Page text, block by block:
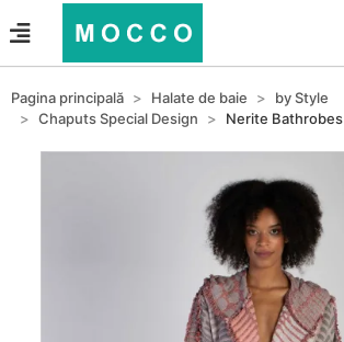
Pagina principală Halate de baie
by Style
Chaputs Special Design
Nerite Bathrobes